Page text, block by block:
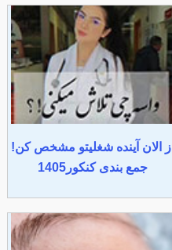
از الان آینده شغلیتو مشخص کن!
جمع بندی کنکور1405